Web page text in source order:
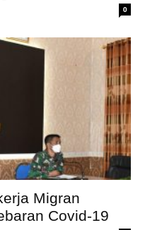
0
Migran
Covid-19